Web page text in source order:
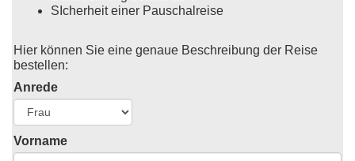
SIcherheit einer Pauschalreise
Hier können Sie eine genaue Beschreibung der Reise
bestellen:
Anrede
Vorname